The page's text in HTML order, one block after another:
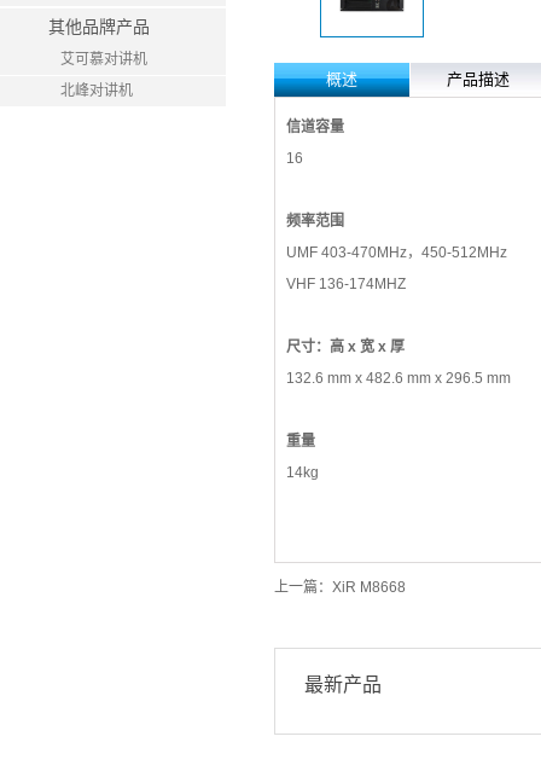
其他品牌产品
艾可慕对讲机
北峰对讲机
概述 产品描述
信道容量
16
频率范围
UMF 403-470MHz，450-512MHz
VHF 136-174MHZ
尺寸：高 x 宽 x 厚
132.6 mm x 482.6 mm x 296.5 mm
重量
14kg
上一篇： XiR M8668
最新产品